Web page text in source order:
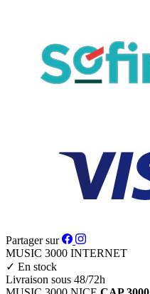
Partager sur
MUSIC 3000 INTERNET
✓ En stock
Livraison sous 48/72h